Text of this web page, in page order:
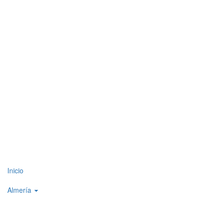
Top
level
Inicio
Almería